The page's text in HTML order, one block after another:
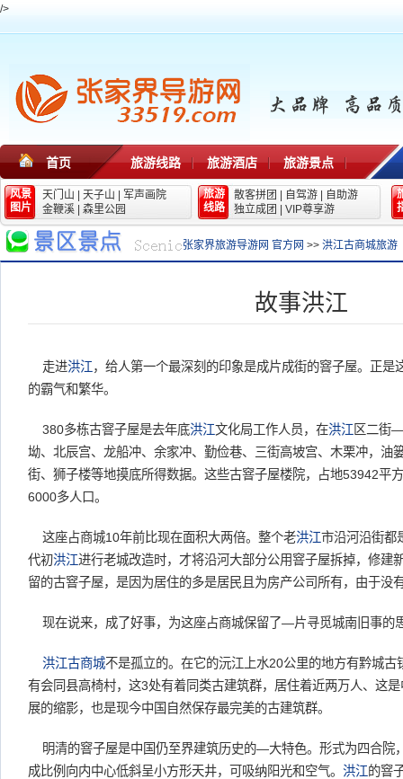
/>
首页 旅游线路 旅游酒店 旅游景点
风景
图片
天门山 天子山
军声画院
金鞭溪
森里公园
旅游
线路
散客拼团 自驾游
自助游
独立成团
VIP尊享游
张家界旅游导游网 官方网 >> 洪江古商城旅游
故事洪江
走进洪江，给人第一个最深刻的印象是成片成街的窨子屋。正是
的霸气和繁华。
380多栋古窨子屋是去年底洪江文化局工作人员，在洪江 区二街
坳、北辰宫、龙船冲、余家冲、勤俭巷、三街高坡宫、木栗冲，油
街、狮子楼等地摸底所得数据。这些古窨子屋楼院，占地53942平
6000多人口。
这座占商城10年前比现在面积大两倍。整个老洪江市沿河沿街都
代初洪江进行老城改造时，才将沿河大部分公用窨子屋拆掉，修建
留的古窨子屋，是因为居住的多是居民且为房产公司所有，由于没
现在说来，成了好事，为这座占商城保留了―片寻觅城南旧事的
洪江古商城不是孤立的。在它的沅江上水20公里的地方有黔城古
有会同县高椅村，这3处有着同类古建筑群，居住着近两万人、这
展的缩影，也是现今中国自然保存最完美的古建筑群。
明清的窨子屋是中国仍至界建筑历史的―大特色。形式为四合院
成比例向内中心低斜呈小方形天井，可吸纳阳光和空气。 洪江的窨